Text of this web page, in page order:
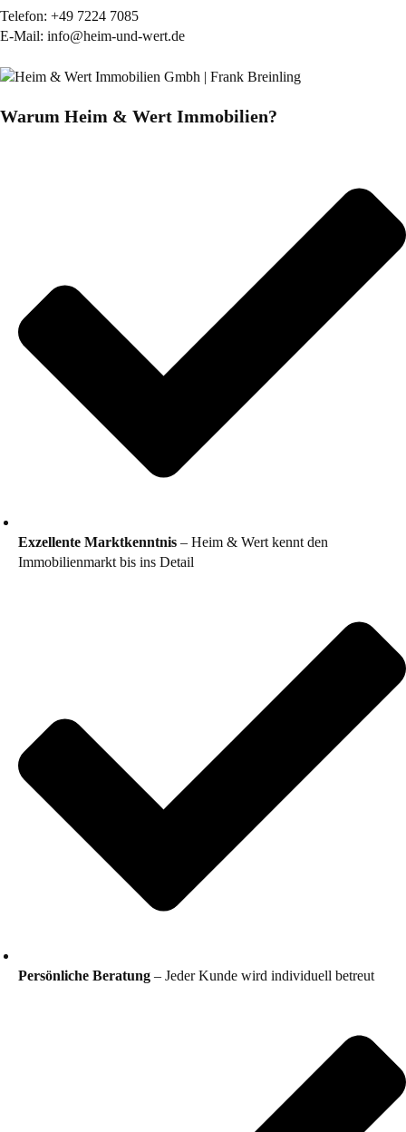
Telefon: +49 7224 7085
E-Mail: info@heim-und-wert.de
Warum Heim & Wert Immobilien?
Exzellente Marktkenntnis – Heim & Wert kennt den
Immobilienmarkt bis ins Detail
Persönliche Beratung – Jeder Kunde wird individuell betreut